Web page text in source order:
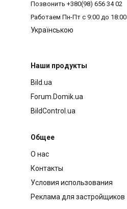
Позвонить +380(98) 656 34 02
Работаем Пн-Пт с 9:00 до 18:00
Українською
Наши продукты
Bild.ua
Forum.Domik.ua
BildControl.ua
Общее
О нас
Контакты
Условия использования
Реклама для застройщиков